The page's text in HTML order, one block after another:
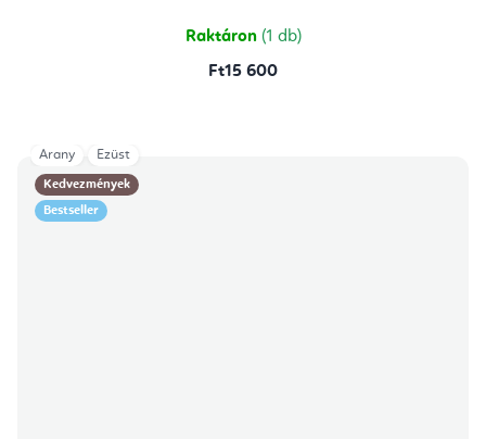
csillag.
Raktáron (1 db)
Ft15 600
Kedvezmények
Bestseller
Arany Ezüst